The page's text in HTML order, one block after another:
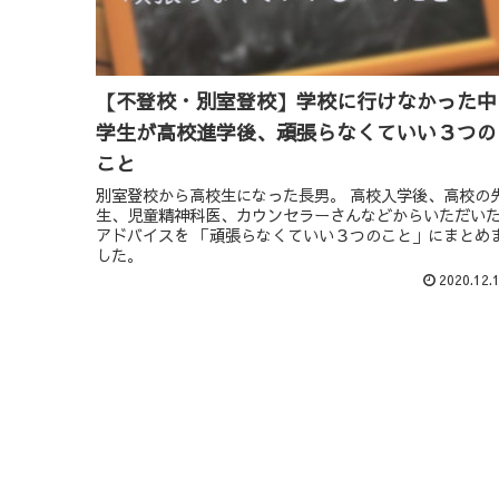
【不登校・別室登校】学校に行けなかった中
学生が高校進学後、頑張らなくていい３つの
こと
別室登校から高校生になった長男。 高校入学後、高校の
生、児童精神科医、カウンセラーさんなどからいただいた
アドバイスを 「頑張らなくていい３つのこと」にまとめ
した。